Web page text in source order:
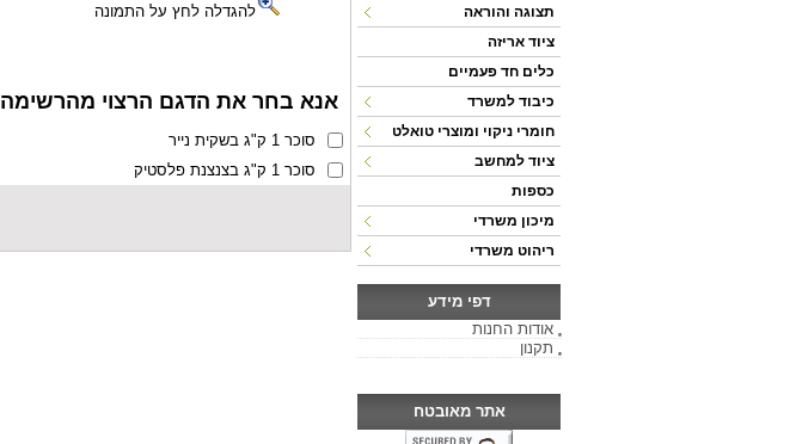
להגדלה לחץ על התמונה
אנא בחר את הדגם הרצוי מהרשימה
סוכר 1 ק"ג בשקית נייר
סוכר 1 ק"ג בצנצנת פלסטיק
תצוגה והוראה
ציוד אריזה
כלים חד פעמיים
כיבוד למשרד
חומרי ניקוי ומוצרי טואלט
ציוד למחשב
כספות
מיכון משרדי
ריהוט משרדי
דפי מידע
אודות החנות
תקנון
אתר מאובטח